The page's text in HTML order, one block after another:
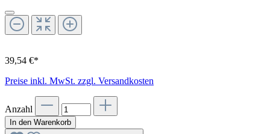
39,54 €*
Preise inkl. MwSt. zzgl. Versandkosten
Anzahl
In den Warenkorb